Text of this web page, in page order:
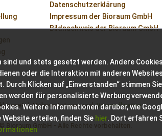
Datenschutzerklärung
Impressum der Bioraum GmbH
Bildnachweis der Bioraum GmbH
gesetzl. Mehrwertsteuer zzgl.Versandkosten
Bioraum GmbH - Alle Rechte vorbehalten.
und stets gesetzt werden. Andere
oder die Interaktion mit anderen
Klicken auf „Einverstanden“ stimmen
werden für personalisierte Werbung
Weitere Informationen darüber, wie
Website erteilen, finden Sie hier. Dort erfahren